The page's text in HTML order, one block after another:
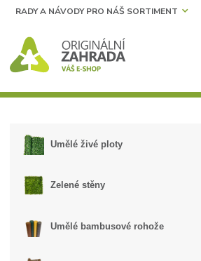
RADY A NÁVODY PRO NÁŠ SORTIMENT
Umělé živé ploty
Zelené stěny
Umělé bambusové rohože